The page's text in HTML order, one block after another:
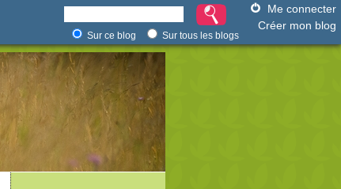
Me connecter
Créer mon blog
Sur ce blog Sur tous les blogs